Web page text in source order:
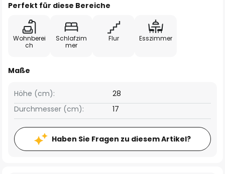
Perfekt für diese Bereiche
Wohnberei
ch
Schlafzim
mer
Flur Esszimmer
Maße
Höhe (cm):
28
Durchmesser (cm):
17
Haben Sie Fragen zu diesem Artikel?